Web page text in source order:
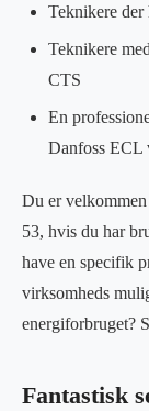
Teknikere der
Teknikere
CTS
En
Danfoss ECL
Du er
53, hvis du har
have en specifik
virksomheds
energiforbruget?
Fantastisk